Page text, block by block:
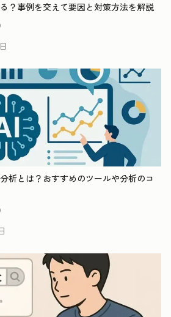
？事例を交えて要因と対策方法を解説
析とは？おすすめのツールや分析のコ